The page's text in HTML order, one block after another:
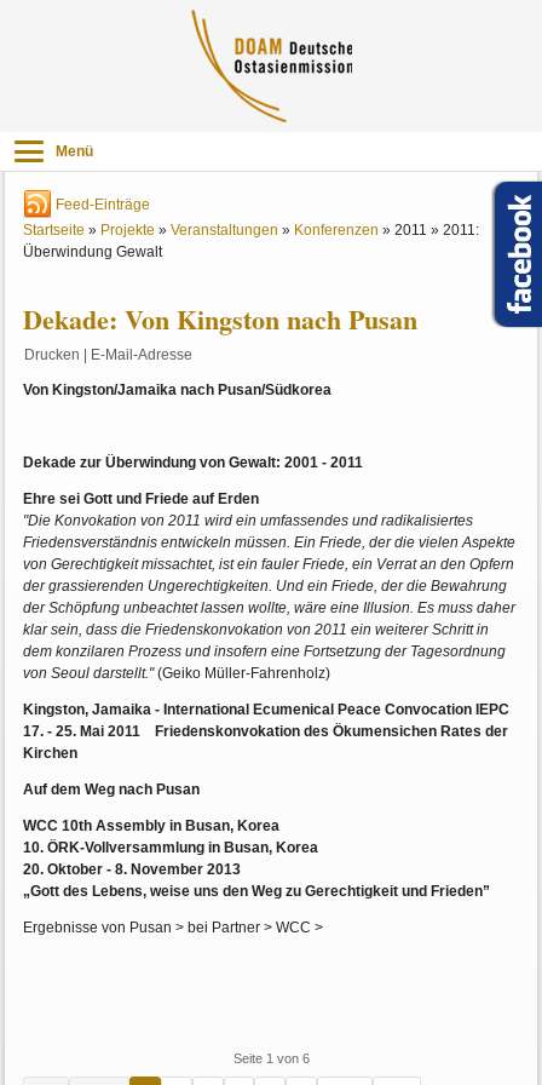
Menü
Feed-Einträge
Startseite » Projekte »Veranstaltungen » Konferenzen »2011 »2011:
Überwindung Gewalt
Dekade: Von Kingston nach Pusan
Drucken E-Mail-Adresse
Von Kingston/Jamaika nach Pusan/Südkorea
Dekade zur Überwindung von Gewalt: 2001 - 2011
Ehre sei Gott und Friede auf Erden
"Die Konvokation von 2011 wird ein umfassendes und radikalisiertes
Friedensverständnis entwickeln müssen. Ein Friede, der die vielen Aspekte
von Gerechtigkeit missachtet, ist ein fauler Friede, ein Verrat an den Opfern
der grassierenden Ungerechtigkeiten. Und ein Friede, der die Bewahrung
der Schöpfung unbeachtet lassen wollte, wäre eine Illusion. Es muss daher
klar sein, dass die Friedenskonvokation von 2011 ein weiterer Schritt in
dem konzilaren Prozess und insofern eine Fortsetzung der Tagesordnung
von Seoul darstellt."(Geiko Müller-Fahrenholz)
Kingston, Jamaika - International Ecumenical Peace Convocation IEPC
17. - 25. Mai 2011 Friedenskonvokation des Ökumensichen Rates der
Kirchen
Auf dem Weg nach Pusan
WCC 10th Assembly in Busan, Korea
10. ÖRK-Vollversammlung in Busan, Korea
20. Oktober - 8. November 2013
„Gott des Lebens, weise uns den Weg zu Gerechtigkeit und Frieden”
Ergebnisse von Pusan > bei Partner > WCC >
Seite 1 von 6